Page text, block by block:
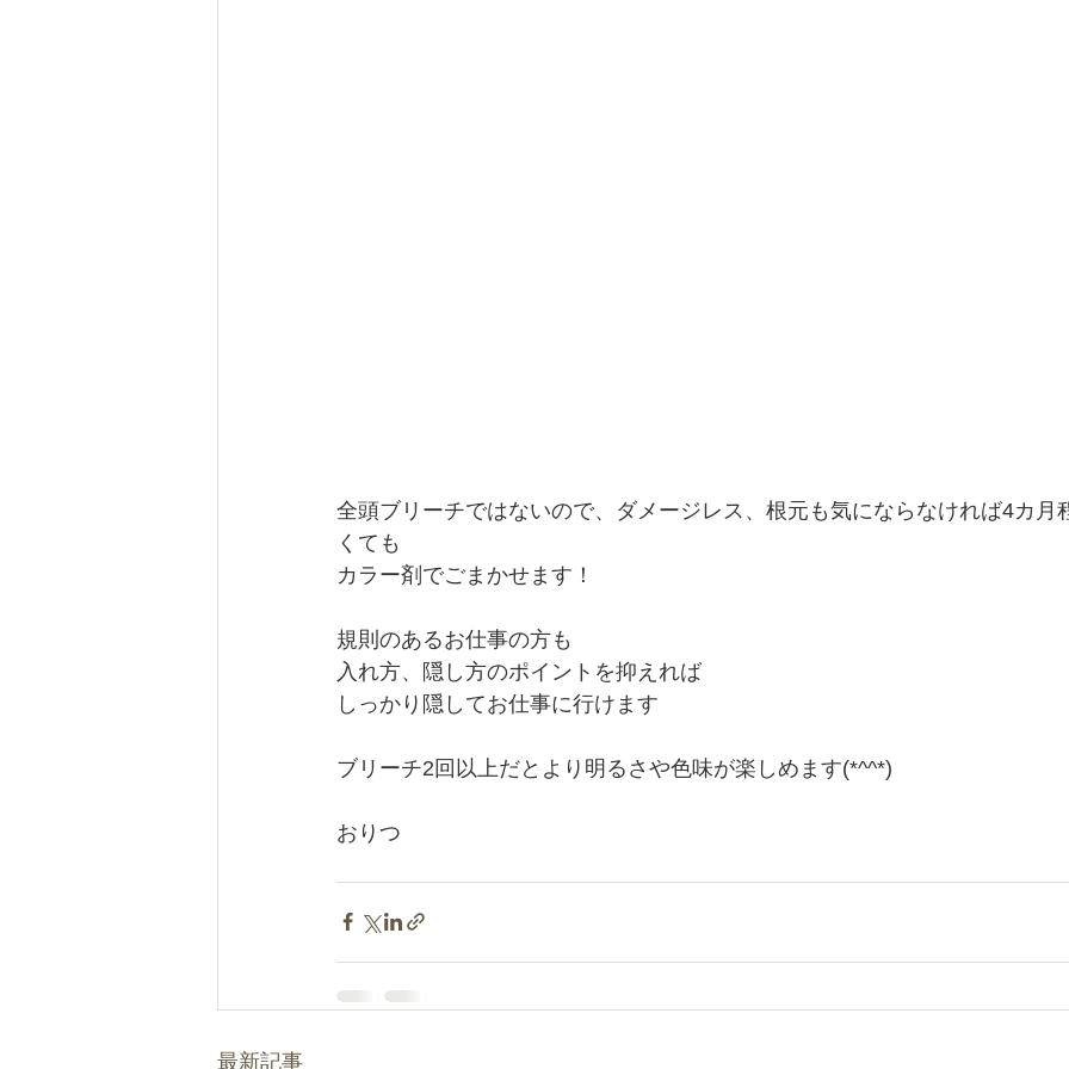
全頭ブリーチではないので、ダメージレス、根元も気にならなければ4カ月
くても
カラー剤でごまかせます！
規則のあるお仕事の方も
入れ方、隠し方のポイントを抑えれば
しっかり隠してお仕事に行けます
ブリーチ2回以上だとより明るさや色味が楽しめます(*^^*)
おりつ
最新記事